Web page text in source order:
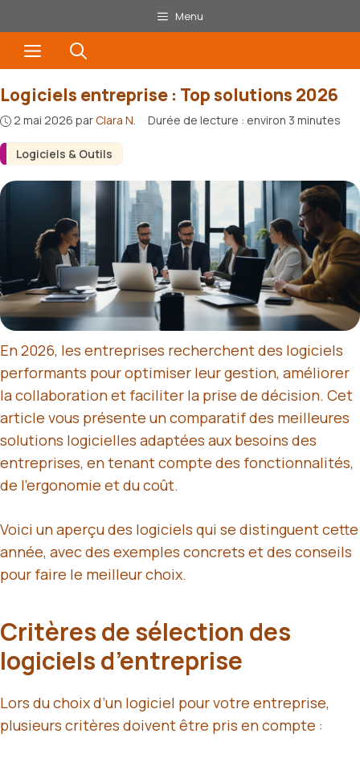
au
contenu
Menu
Menu
Logiciels & Outils
Logiciels entreprise : Top solutions 2026
2 mai 2026 par Clara N. · Durée de lecture : environ 3 minutes
En 2026, les entreprises recherchent des logiciels
performants pour optimiser leur gestion, améliorer
la collaboration et faciliter la prise de décision. Cet
article vous présente un comparatif des meilleures
solutions logicielles adaptées aux besoins des
entreprises, en tenant compte des fonctionnalités,
de l’ergonomie et du coût.
Voici un aperçu des logiciels qui se distinguent cette
année, avec des exemples concrets et des conseils
pour faire le meilleur choix.
Critères de sélection des
logiciels d’entreprise
Lors du choix d’un logiciel pour votre entreprise,
plusieurs critères doivent être pris en compte :